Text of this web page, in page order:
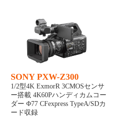
SONY PXW-Z300
1/2型4K ExmorR 3CMOSセンサ
ー搭載 4K60Pハンディカムコー
ダー Φ77 CFexpress TypeA/SDカ
ード収録